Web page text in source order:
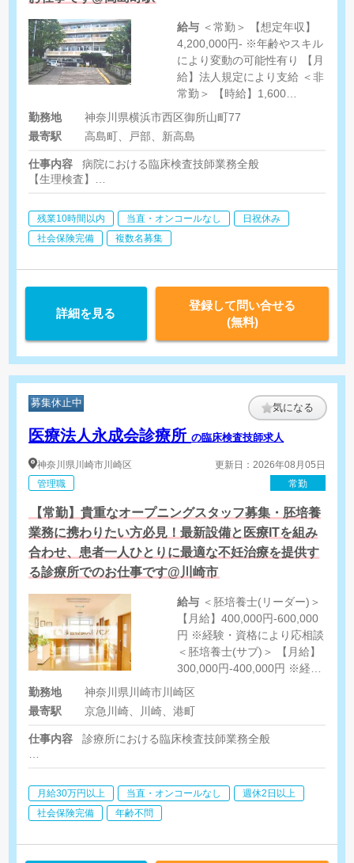
給与
4,200,000円- ※年齢やスキル
により変動の可能性有り 【月
給】法人規定により支給 ＜非
常勤＞ 【時給】1,600
円-1,800円 ※年齢やスキルに
より変動
勤務地
神奈川県横浜市西区御所山町77
最寄駅
高島町、戸部、新高島
仕事内容
病院における臨床検査技師業務全般
【生理検査】
トレッドミル・エコー検査（腹部など）
【検体検査】
血液・尿一般・生化学・輸血・迅速キット検査（コロナ、イン
残業10時間以内 当直・オンコールなし
日祝休み
社会保険完備
複数名募集
詳細を見る
登録して問い合せる
(無料)
募集休止中 気になる
医療法人永成会診療所の臨床検査技師求人
神奈川県 川崎市川崎区
管理職
更新日：2026年08月05日
常勤
【常勤】貴重なオープニングスタッフ募集・胚培養
業務に携わりたい方必見！最新設備と医療ITを組み
合わせ、患者一人ひとりに最適な不妊治療を提供す
る診療所でのお仕事です@川崎市
給与
【月給】400,000円-600,000
円 ※経験・資格により応相談
＜胚培養士(サブ)＞ 【月給】
300,000円-400,000円 ※経
験・資格により応相談
勤務地
神奈川県川崎市川崎区
最寄駅
京急川崎、川崎、港町
仕事内容 診療所における臨床検査技師業務全般
採卵・授精・胚培養・凍結融解・胚移植補助/精液検査・処理/
＜胚培養士(サブ)＞
月給30万円以上 当直・オンコールなし
週休2日以上
社会保険完備
年齢不問